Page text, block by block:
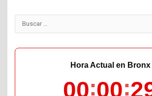
Buscar:
Hora Actual en Bronx
00 00